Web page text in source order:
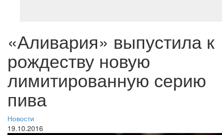
«Аливария» выпустила к
рождеству новую
лимитированную серию
пива
Новости
19.10.2016